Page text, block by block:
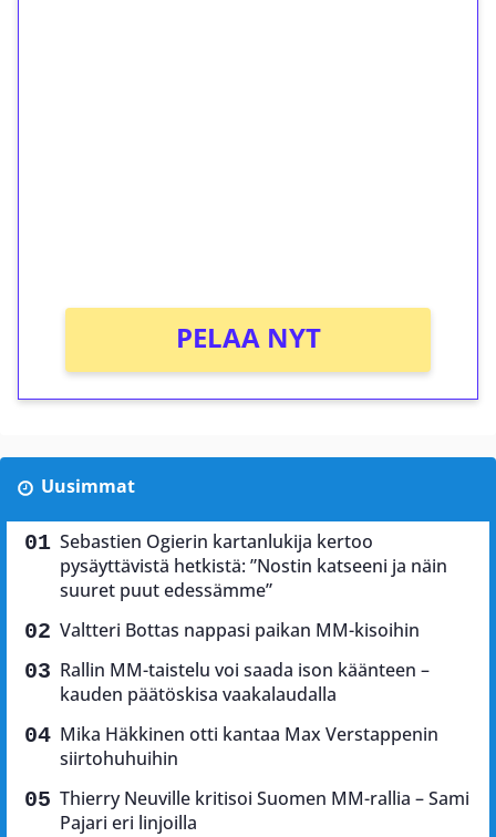
PELAA NYT
Uusimmat
Sebastien Ogierin kartanlukija kertoo
pysäyttävistä hetkistä: ”Nostin katseeni ja näin
suuret puut edessämme”
Valtteri Bottas nappasi paikan MM-kisoihin
Rallin MM-taistelu voi saada ison käänteen –
kauden päätöskisa vaakalaudalla
Mika Häkkinen otti kantaa Max Verstappenin
siirtohuhuihin
Thierry Neuville kritisoi Suomen MM-rallia – Sami
Pajari eri linjoilla